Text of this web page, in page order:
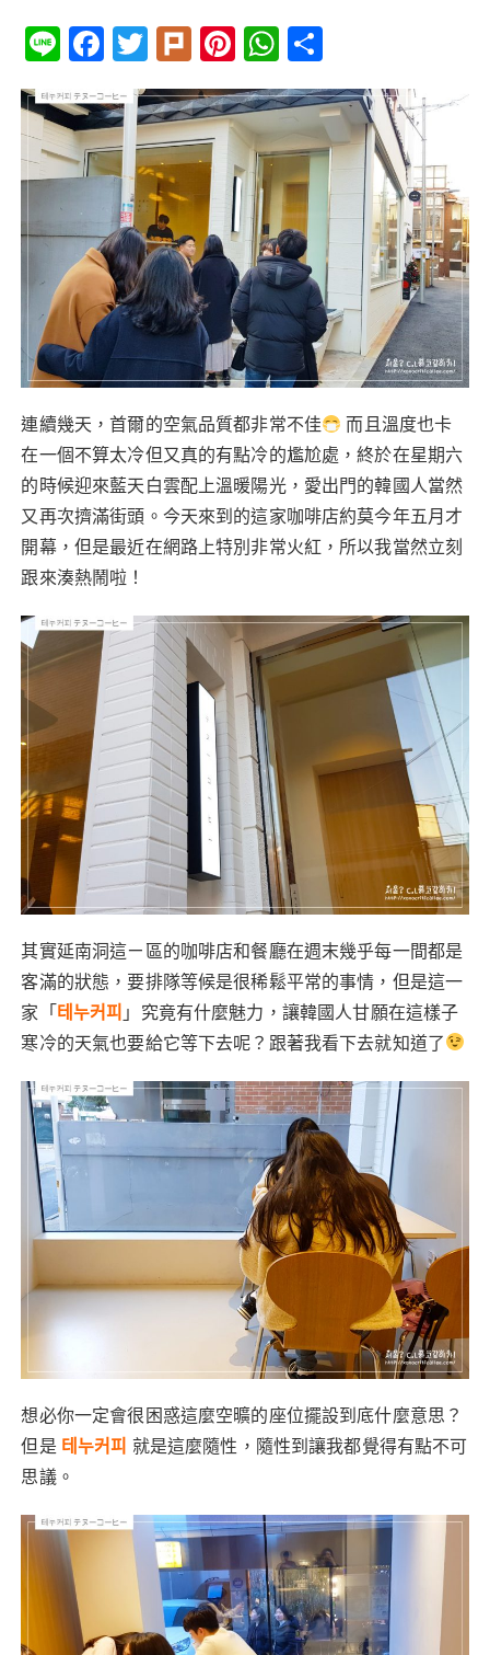
Li
n
e
F
c
e
b
o
o
k
T
w
it
te
r
Pl
ur
k
Pi
n
te
re
st
W
h
a
ts
A
p
p
享
連續幾天，首爾的空氣品質都非常不佳
而且溫度也卡
在一個不算太冷但又真的有點冷的尷尬處，終於在星期六
的時候迎來藍天白雲配上溫暖陽光，愛出門的韓國人當然
又再次擠滿街頭。今天來到的這家咖啡店約莫今年五月才
開幕，但是最近在網路上特別非常火紅，所以我當然立刻
跟來湊熱鬧啦！
其實延南洞這ㄧ區的咖啡店和餐廳在週末幾乎每一間都是
客滿的狀態，要排隊等候是很稀鬆平常的事情，但是這一
家「테누커피 」究竟有什麼魅力，讓韓國人甘願在這樣子
寒冷的天氣也要給它等下去呢？跟著我看下去就知道了
想必你一定會很困惑這麼空曠的座位擺設到底什麼意思？
但是 테누커피 就是這麼隨性，隨性到讓我都覺得有點不可
思議。